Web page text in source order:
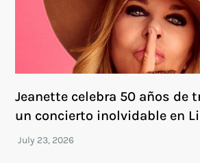
Jeanette celebra 50 años de
un concierto inolvidable en